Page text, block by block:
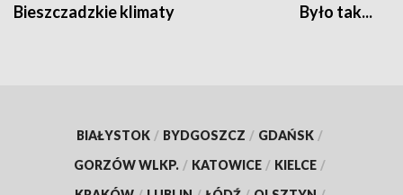
Bieszczadzkie klimaty Było tak...
BIAŁYSTOK / BYDGOSZCZ / GDAŃSK /
GORZÓW WLKP. / KATOWICE / KIELCE /